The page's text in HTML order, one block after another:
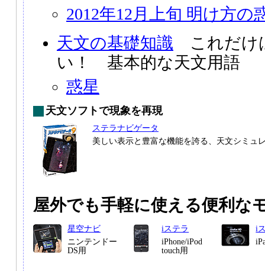
2012年12月上旬 明け方の
天文の基礎知識 これだけ
い！ 基本的な天文用語
惑星
天文ソフトで現象を再現
ステラナビゲータ
美しい表示と豊富な機能を誇る、天文シミュ
屋外でも手軽に使える便利な
星空ナビ
ニンテンドー
DS用
iステラ
iPhone/iPod
touch用
i